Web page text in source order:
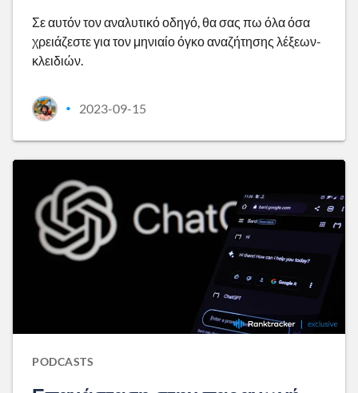
Σε αυτόν τον αναλυτικό οδηγό, θα σας πω όλα όσα
χρειάζεστε για τον μηνιαίο όγκο αναζήτησης λέξεων-
κλειδιών.
• 2023-09-15
PODCASTS